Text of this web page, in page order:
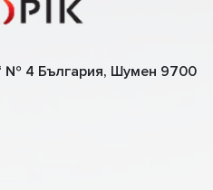
№ 4 България, Шумен 9700